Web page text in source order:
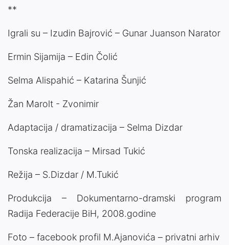
**
Igrali su – Izudin Bajrović – Gunar Juanson Narator
Ermin Sijamija – Edin Čolić
Selma Alispahić – Katarina Šunjić
Žan Marolt - Zvonimir
Adaptacija / dramatizacija – Selma Dizdar
Tonska realizacija – Mirsad Tukić
Režija – S.Dizdar / M.Tukić
Produkcija – Dokumentarno-dramski program
Radija Federacije BiH, 2008.godine
Foto – facebook profil M.Ajanovića – privatni arhiv